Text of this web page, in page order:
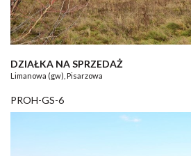
DZIAŁKA NA SPRZEDAŻ
Limanowa (gw), Pisarzowa
PROH-GS-6